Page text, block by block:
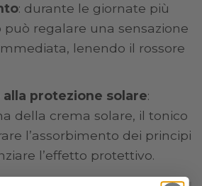
: durante le giornate più
può regalare una sensazione
lenendo il rossore
alla protezione solare:
della crema solare, il tonico
l’assorbimento dei principi
l’effetto protettivo.